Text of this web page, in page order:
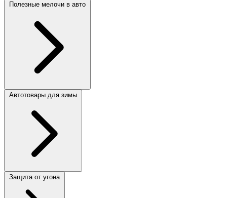
Полезные мелочи в авто
Автотовары для зимы
Защита от угона